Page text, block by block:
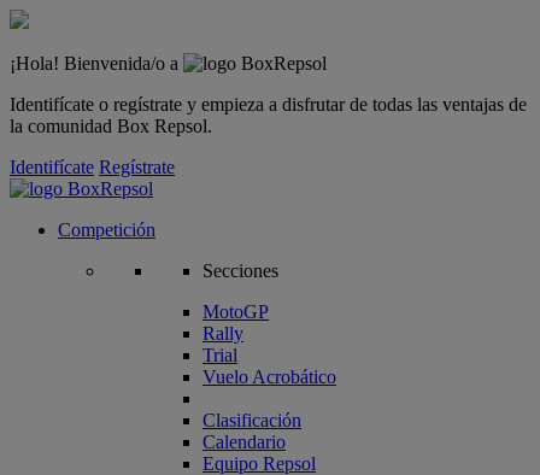
¡Hola! Bienvenida/o a
Identifícate o regístrate y empieza a disfrutar de todas las ventajas de
la comunidad Box Repsol.
Identifícate Regístrate
Competición
Secciones
MotoGP
Rally
Trial
Vuelo Acrobático
Clasificación
Calendario
Equipo Repsol